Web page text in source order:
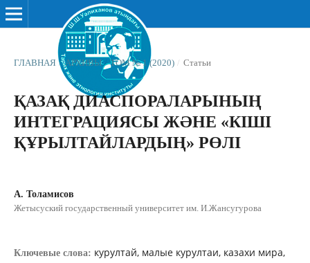
ГЛАВНАЯ / АРХИВЫ / ТОМ № 1 (2020) / Статьи
ҚАЗАҚ ДИАСПОРАЛАРЫНЫҢ
ИНТЕГРАЦИЯСЫ ЖƏНЕ «КІШІ
ҚҰРЫЛТАЙЛАРДЫҢ» РӨЛІ
А. Толамисов
Жетысуский государственный университет им. И.Жансугурова
Ключевые слова: курултай, малые курултаи, казахи мира,